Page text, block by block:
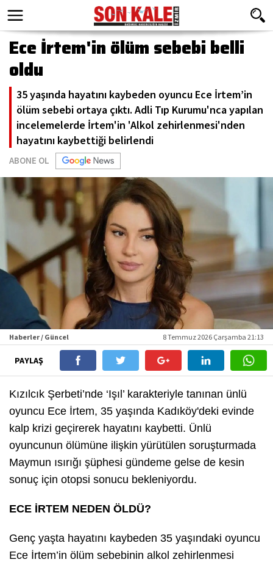
Ece İrtem'in ölüm sebebi belli
oldu
35 yaşında hayatını kaybeden oyuncu Ece İrtem’in
ölüm sebebi ortaya çıktı. Adli Tıp Kurumu'nca yapılan
incelemelerde İrtem'in 'Alkol zehirlenmesi'nden
hayatını kaybettiği belirlendi
ABONE OL
Haberler / Güncel 8 Temmuz 2026 Çarşamba 21:13
PAYLAŞ
Kızılcık Şerbeti’nde ‘Işıl’ karakteriyle tanınan ünlü
oyuncu Ece İrtem, 35 yaşında Kadıköy'deki evinde
kalp krizi geçirerek hayatını kaybetti. Ünlü
oyuncunun ölümüne ilişkin yürütülen soruşturmada
Maymun ısırığı şüphesi gündeme gelse de kesin
sonuç için otopsi sonucu bekleniyordu.
ECE İRTEM NEDEN ÖLDÜ?
Genç yaşta hayatını kaybeden 35 yaşındaki oyuncu
Ece İrtem’in ölüm sebebinin alkol zehirlenmesi